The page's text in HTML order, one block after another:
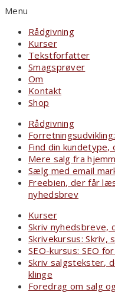
Menu
Rådgivning
Kurser
Tekstforfatter
Smagsprøver
Om
Kontakt
Shop
Rådgivning
Find din
Mere salg fra
Sælg med email
Freebien, der får
nyhedsbrev
Kurser
Skriv
Skrivekursus:
SEO-kursus: SEO
Skriv salgstekster,
klinge
Foredrag om salg